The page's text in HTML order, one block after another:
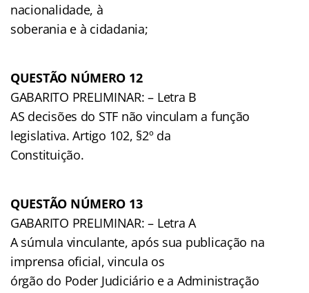
nacionalidade, à
soberania e à cidadania;
QUESTÃO NÚMERO 12
GABARITO PRELIMINAR: – Letra B
AS decisões do STF não vinculam a função
legislativa. Artigo 102, §2º da
Constituição.
QUESTÃO NÚMERO 13
GABARITO PRELIMINAR: – Letra A
A súmula vinculante, após sua publicação na
imprensa oficial, vincula os
órgão do Poder Judiciário e a Administração